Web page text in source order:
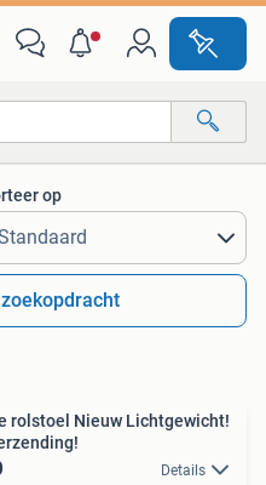
op
rolstoel Nieuw Lichtgewicht!
Details